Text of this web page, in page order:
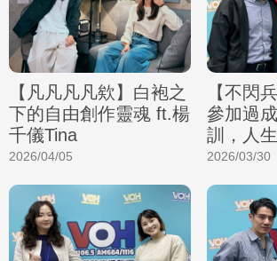
【凡凡凡凡欸】白袍之
下的自由創作靈魂 ft.楊
千儀Tina
2026/04/05
【不閃
參加過
訓，人
2026/03/30